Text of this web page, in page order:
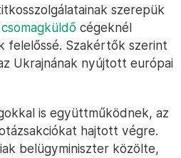
szerepük
csomagküldő cégeknél
Szakértők szerint
Ukrajnának nyújtott európai
is együttműködnek, az
hajtott végre.
belügyminiszter közölte,